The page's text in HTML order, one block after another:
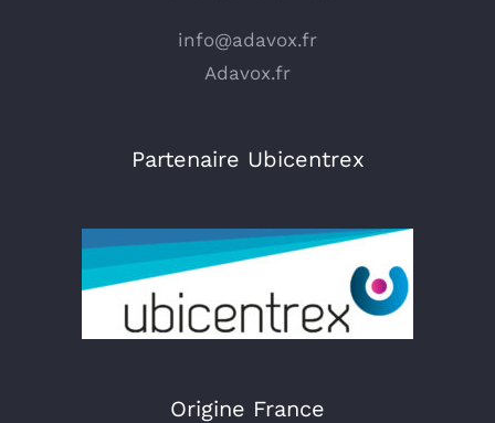
info@adavox.fr
Adavox.fr
Partenaire Ubicentrex
Origine France